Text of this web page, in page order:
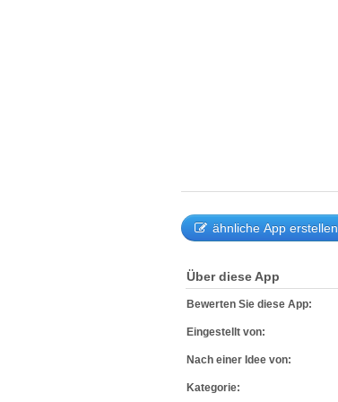
ähnliche App erstellen
Über diese App
Bewerten Sie diese App:
Eingestellt von:
Nach einer Idee von:
Kategorie: